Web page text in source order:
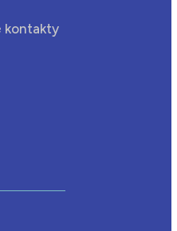
kontakty